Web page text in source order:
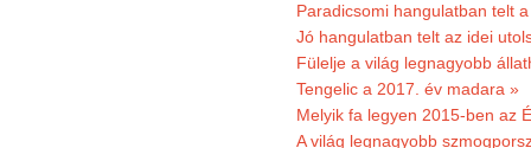
Paradicsomi hangulatban telt
Jó hangulatban telt az idei
Fülelje a világ legnagyobb
Tengelic a 2017. év madara »
Melyik fa legyen 2015-ben az
A világ legnagyobb